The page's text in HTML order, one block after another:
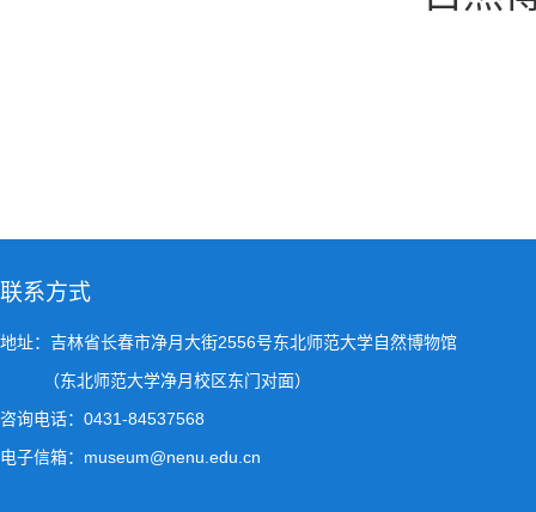
联系方式
地址：吉林省长春市净月大街2556号东北师范大学自然博物馆
（东北师范大学净月校区东门对面）
咨询电话：0431-84537568
电子信箱：museum@nenu.edu.cn